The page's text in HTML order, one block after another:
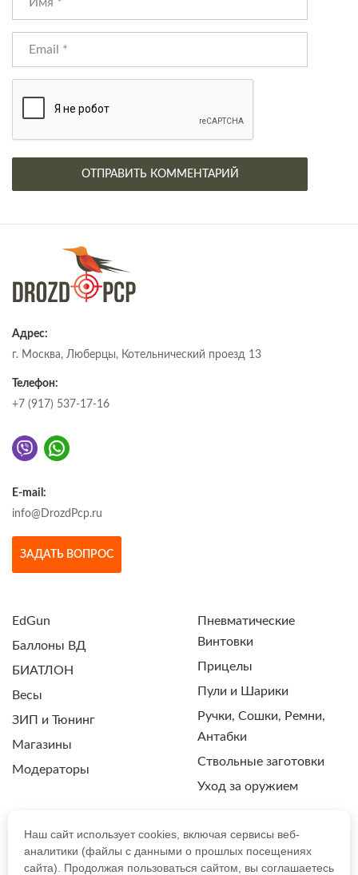
Адрес:
г. Москва, Люберцы, Котельнический проезд 13
Телефон:
+7 (917) 537-17-16
E-mail:
info@DrozdPcp.ru
ЗАДАТЬ ВОПРОС
EdGun
Баллоны ВД
БИАТЛОН
Весы
ЗИП и Тюнинг
Магазины
Модераторы
Пневматические
Винтовки
Прицелы
Пули и Шарики
Ручки, Сошки, Ремни,
Антабки
Ствольные заготовки
Уход за оружием
ПОЛИТИКА КОНФИДЕНЦИАЛЬНОСТИ
Наш сайт использует cookies, включая сервисы веб-
аналитики (файлы с данными о прошлых посещениях
сайта). Продолжая пользоваться сайтом, вы соглашаетесь